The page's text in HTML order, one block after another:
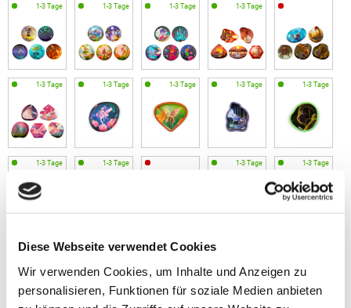
Diese Webseite verwendet Cookies
Wir verwenden Cookies, um Inhalte und Anzeigen zu
personalisieren, Funktionen für soziale Medien anbieten